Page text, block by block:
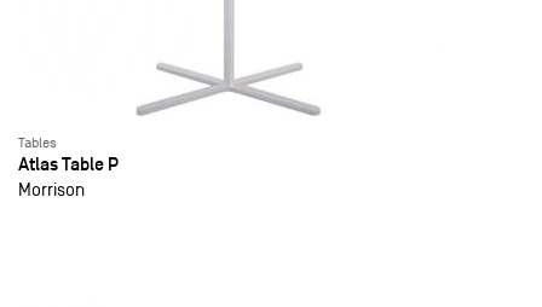
Tables
Atlas Table P
Morrison